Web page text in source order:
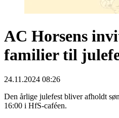
AC Horsens
familier til
24.11.2024 08:26
Den årlige julefest bliver afholdt
16:00 i HfS-caféen.